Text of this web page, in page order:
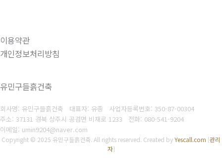
이용약관
개인정보처리방침
유민구들흙건축
회사명: 유민구들흙건축 대표자: 유종 사업자등록번호: 350-87-00304
주소: 37131 경북 상주시 공검면 비재로 1233 전화: 080-541-9204
이메일: umin9204@naver.com
Copyright © 2025 유민구들흙건축. All rights reserved. Created byYescall.com [관리
자]